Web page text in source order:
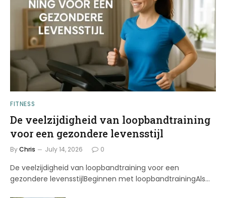
FITNESS
De veelzijdigheid van loopbandtraining
voor een gezondere levensstijl
ByChris July 14, 2026 0
De veelzijdigheid van loopbandtraining voor een
gezondere levensstijlBeginnen met loopbandtrainingAls…